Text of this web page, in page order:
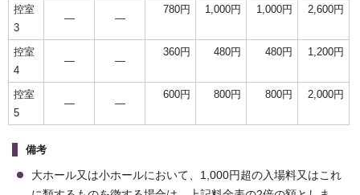
控室
3
― ―
780円 1,000円 1,000円 2,600円
控室
4
― ―
360円 480円 480円 1,200円
控室
5
― ―
600円 800円 800円 2,000円
備考
大ホール又は小ホールにおいて、1,000円超の入場料又はこれ